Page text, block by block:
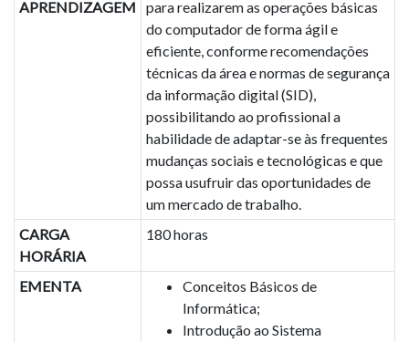
APRENDIZAGEM
para realizarem as operações básicas
do computador de forma ágil e
eficiente, conforme recomendações
técnicas da área e normas de segurança
da informação digital (SID),
possibilitando ao profissional a
habilidade de adaptar-se às frequentes
mudanças sociais e tecnológicas e que
possa usufruir das oportunidades de
um mercado de trabalho.
CARGA
HORÁRIA
180 horas
EMENTA
Conceitos Básicos de
Informática;
Introdução ao Sistema